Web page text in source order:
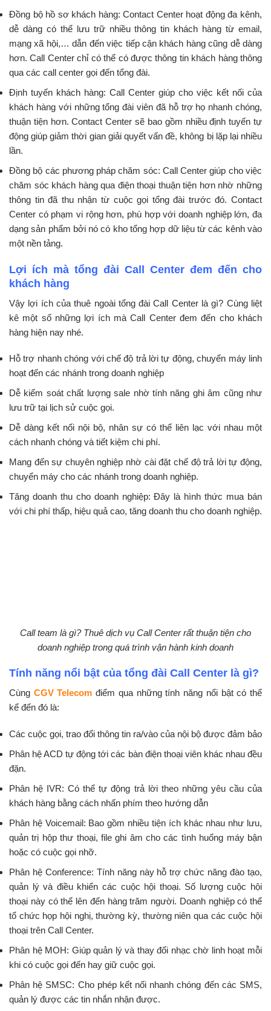
Đồng bộ hồ sơ khách hàng: Contact Center hoạt động đa kênh,
dễ dàng có thể lưu trữ nhiều thông tin khách hàng từ email,
mạng xã hội,… dẫn đến việc tiếp cận khách hàng cũng dễ dàng
hơn. Call Center chỉ có thể có được thông tin khách hàng thông
qua các call center gọi đến tổng đài.
Định tuyến khách hàng: Call Center giúp cho việc kết nối của
khách hàng với những tổng đài viên đã hỗ trợ họ nhanh chóng,
thuận tiện hơn. Contact Center sẽ bao gồm nhiều định tuyến tự
động giúp giảm thời gian giải quyết vấn đề, không bị lặp lại nhiều
lần.
Đồng bộ các phương pháp chăm sóc: Call Center giúp cho việc
chăm sóc khách hàng qua điện thoại thuận tiện hơn nhờ những
thông tin đã thu nhận từ cuộc gọi tổng đài trước đó. Contact
Center có phạm vi rộng hơn, phù hợp với doanh nghiệp lớn, đa
dạng sản phẩm bởi nó có kho tổng hợp dữ liệu từ các kênh vào
một nền tảng.
Lợi ích mà tổng đài Call Center đem đến cho
khách hàng
Vậy lợi ích của thuê ngoài tổng đài Call Center là gì? Cùng liệt
kê một số những lợi ích mà Call Center đem đến cho khách
hàng hiện nay nhé.
Hỗ trợ nhanh chóng với chế độ trả lời tự động, chuyển máy linh
hoạt đến các nhánh trong doanh nghiệp
Dễ kiểm soát chất lượng sale nhờ tính năng ghi âm cũng như
lưu trữ tại lịch sử cuộc gọi.
Dễ dàng kết nối nội bộ, nhân sự có thể liên lạc với nhau một
cách nhanh chóng và tiết kiệm chi phí.
Mang đến sự chuyên nghiệp nhờ cài đặt chế độ trả lời tự động,
chuyển máy cho các nhánh trong doanh nghiệp.
Tăng doanh thu cho doanh nghiệp: Đây là hình thức mua bán
với chi phí thấp, hiệu quả cao, tăng doanh thu cho doanh nghiệp.
Call team là gì? Thuê dịch vụ Call Center rất thuận tiện cho
doanh nghiệp trong quá trình vận hành kinh doanh
Tính năng nổi bật của tổng đài Call Center là gì?
Cùng CGV Telecom điểm qua những tính năng nổi bật có thể
kể đến đó là:
Các cuộc gọi, trao đổi thông tin ra/vào của nội bộ được đảm bảo
Phân hệ ACD tự động tới các bàn điện thoại viên khác nhau đều
đặn.
Phân hệ IVR: Có thể tự động trả lời theo những yêu cầu của
khách hàng bằng cách nhấn phím theo hướng dẫn
Phân hệ Voicemail: Bao gồm nhiều tiện ích khác nhau như lưu,
quản trị hộp thư thoại, file ghi âm cho các tình huống máy bận
hoặc có cuộc gọi nhỡ.
Phân hệ Conference: Tính năng này hỗ trợ chức năng đào tạo,
quản lý và điều khiển các cuộc hội thoại. Số lượng cuộc hội
thoại này có thể lên đến hàng trăm người. Doanh nghiệp có thể
tổ chức họp hội nghị, thường kỳ, thường niên qua các cuộc hội
thoại trên Call Center.
Phân hệ MOH: Giúp quản lý và thay đổi nhạc chờ linh hoạt mỗi
khi có cuộc gọi đến hay giữ cuộc gọi.
Phân hệ SMSC: Cho phép kết nối nhanh chóng đến các SMS,
quản lý được các tin nhắn nhận được.